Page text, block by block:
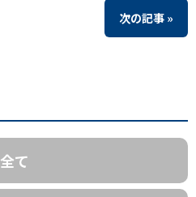
次の記事 »
全て